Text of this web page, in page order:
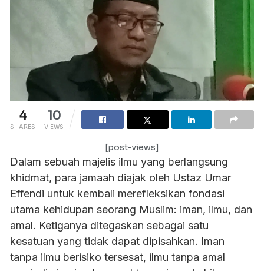
4
SHARES
10
VIEWS
[post-views]
Dalam sebuah majelis ilmu yang berlangsung
khidmat, para jamaah diajak oleh Ustaz Umar
Effendi untuk kembali merefleksikan fondasi
utama kehidupan seorang Muslim: iman, ilmu, dan
amal. Ketiganya ditegaskan sebagai satu
kesatuan yang tidak dapat dipisahkan. Iman
tanpa ilmu berisiko tersesat, ilmu tanpa amal